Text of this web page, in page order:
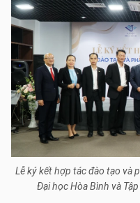
Lễ ký kết hợp tác đào tạo và
Đại học Hòa Bình và